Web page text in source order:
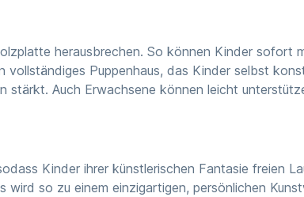
herausbrechen. So können Kinder sofort
Puppenhaus, das Kinder selbst
stärkt. Auch Erwachsene können leicht
Kinder ihrer künstlerischen Fantasie freien
so zu einem einzigartigen, persönlichen